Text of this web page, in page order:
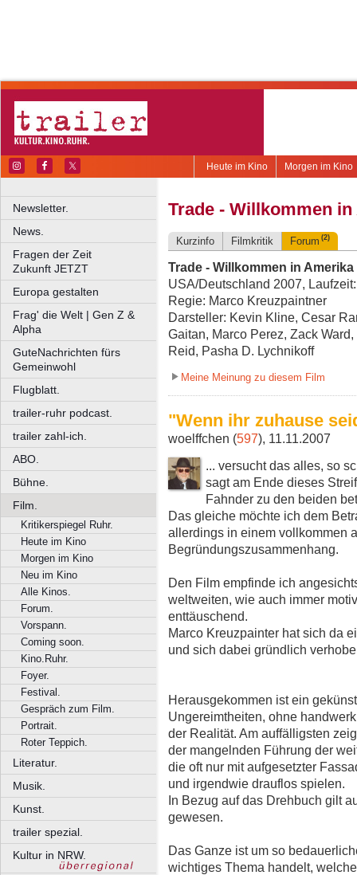
Morgen im Kino
Heute im Kino
Newsletter.
News.
Fragen der Zeit
Zukunft JETZT
Europa gestalten
Frag' die Welt | Gen Z &
Alpha
GuteNachrichten fürs
Gemeinwohl
Flugblatt.
trailer-ruhr podcast.
trailer zahl-ich.
ABO.
Bühne.
Film.
Kritikerspiegel Ruhr.
Heute im Kino
Morgen im Kino
Neu im Kino
Alle Kinos.
Forum.
Vorspann.
Coming soon.
Kino.Ruhr.
Foyer.
Festival.
Gespräch zum Film.
Portrait.
Roter Teppich.
Literatur.
Musik.
Kunst.
trailer spezial.
Kultur in NRW.
Trade - Willkommen
Kurzinfo Filmkritik Forum (2)
Trade - Willkommen in Amerika
USA/Deutschland 2007,
Regie: Marco Kreuzpaintner
Darsteller: Kevin Kline, Cesar
Gaitan, Marco Perez, Zack
Reid, Pasha D. Lychnikoff
Meine Meinung zu diesem Film
"Wenn ihr zuhause
woelffchen (597), 11.11.2007
... versucht das alles, so
sagt am Ende dieses
Fahnder zu den beiden
Das gleiche möchte ich dem
allerdings in einem vollkommen
Begründungszusammenhang.
Den Film empfinde ich
weltweiten, wie auch immer
enttäuschend.
Marco Kreuzpainter hat sich da
und sich dabei gründlich
Herausgekommen ist ein
Ungereimtheiten, ohne
der Realität. Am auffälligsten
der mangelnden Führung der
die oft nur mit aufgesetzter
und irgendwie drauflos spielen.
In Bezug auf das Drehbuch gilt
gewesen.
Das Ganze ist um so
wichtiges Thema handelt,